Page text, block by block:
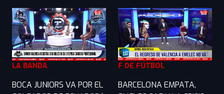
LA BANDA
BOCA JUNIORS VA POR EL
F DE FÚTBOL
BARCELONA EMPATA,